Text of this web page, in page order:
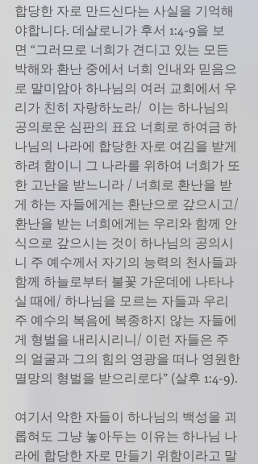
합당한 자로 만드신다는 사실을 기억해
야합니다. 데살로니가 후서 1:4-9을 보
면 “그러므로 너희가 견디고 있는 모든
박해와 환난 중에서 너희 인내와 믿음으
로 말미암아 하나님의 여러 교회에서 우
리가 친히 자랑하노라/  이는 하나님의
공의로운 심판의 표요 너희로 하여금 하
나님의 나라에 합당한 자로 여김을 받게
하려 함이니 그 나라를 위하여 너희가 또
한 고난을 받느니라 / 너희로 환난을 받
게 하는 자들에게는 환난으로 갚으시고/
환난을 받는 너희에게는 우리와 함께 안
식으로 갚으시는 것이 하나님의 공의시
니 주 예수께서 자기의 능력의 천사들과
함께 하늘로부터 불꽃 가운데에 나타나
실 때에/ 하나님을 모르는 자들과 우리
주 예수의 복음에 복종하지 않는 자들에
게 형벌을 내리시리니/ 이런 자들은 주
의 얼굴과 그의 힘의 영광을 떠나 영원한
멸망의 형벌을 받으리로다” (살후 1:4-9).
여기서 악한 자들이 하나님의 백성을 괴
롭혀도 그냥 놓아두는 이유는 하나님 나
라에 합당한 자로 만들기 위함이라고 말